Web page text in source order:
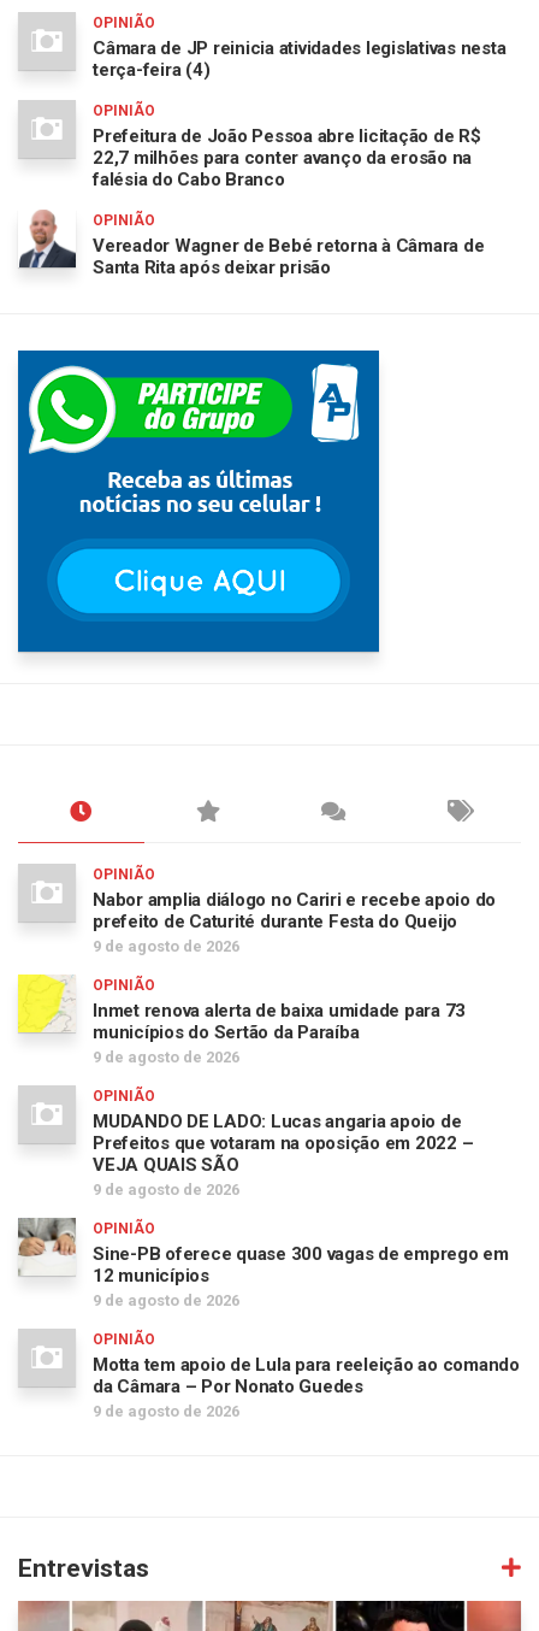
OPINIÃO
Câmara de JP reinicia atividades legislativas nesta
terça-feira (4)
OPINIÃO
Prefeitura de João Pessoa abre licitação de R$
22,7 milhões para conter avanço da erosão na
falésia do Cabo Branco
OPINIÃO
Vereador Wagner de Bebé retorna à Câmara de
Santa Rita após deixar prisão
OPINIÃO
Nabor amplia diálogo no Cariri e recebe apoio do
prefeito de Caturité durante Festa do Queijo
9 de agosto de 2026
OPINIÃO
Inmet renova alerta de baixa umidade para 73
municípios do Sertão da Paraíba
9 de agosto de 2026
OPINIÃO
MUDANDO DE LADO: Lucas angaria apoio de
Prefeitos que votaram na oposição em 2022 –
VEJA QUAIS SÃO
9 de agosto de 2026
OPINIÃO
Sine-PB oferece quase 300 vagas de emprego em
12 municípios
9 de agosto de 2026
OPINIÃO
Motta tem apoio de Lula para reeleição ao comando
da Câmara – Por Nonato Guedes
9 de agosto de 2026
Entrevistas